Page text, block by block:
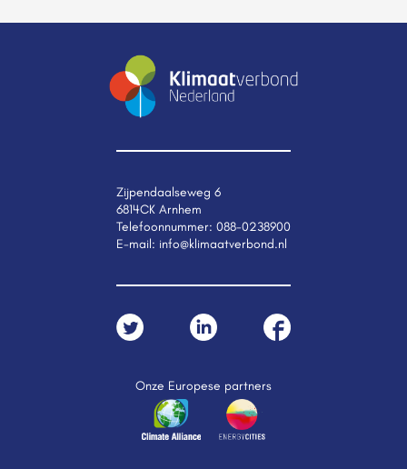
Zijpendaalseweg 6
6814CK Arnhem
Telefoonnummer: 088-0238900
E-mail: info@klimaatverbond.nl
Onze Europese partners